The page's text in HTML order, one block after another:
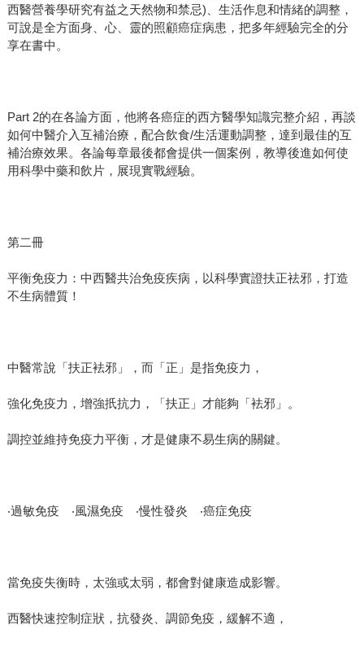
西醫營養學研究有益之天然物和禁忌)、生活作息和情緒的調整，
可說是全方面身、心、靈的照顧癌症病患，把多年經驗完全的分
享在書中。
Part 2的在各論方面，他將各癌症的西方醫學知識完整介紹，再談
如何中醫介入互補治療，配合飲食/生活運動調整，達到最佳的互
補治療效果。各論每章最後都會提供一個案例，教導後進如何使
用科學中藥和飲片，展現實戰經驗。
第二冊
平衡免疫力：中西醫共治免疫疾病，以科學實證扶正祛邪，打造
不生病體質！
中醫常說「扶正袪邪」，而「正」是指免疫力，
強化免疫力，增強扺抗力，「扶正」才能夠「袪邪」。
調控並維持免疫力平衡，才是健康不易生病的關鍵。
‧過敏免疫 ‧風濕免疫 ‧慢性發炎 ‧癌症免疫
當免疫失衡時，太強或太弱，都會對健康造成影響。
西醫快速控制症狀，抗發炎、調節免疫，緩解不適，